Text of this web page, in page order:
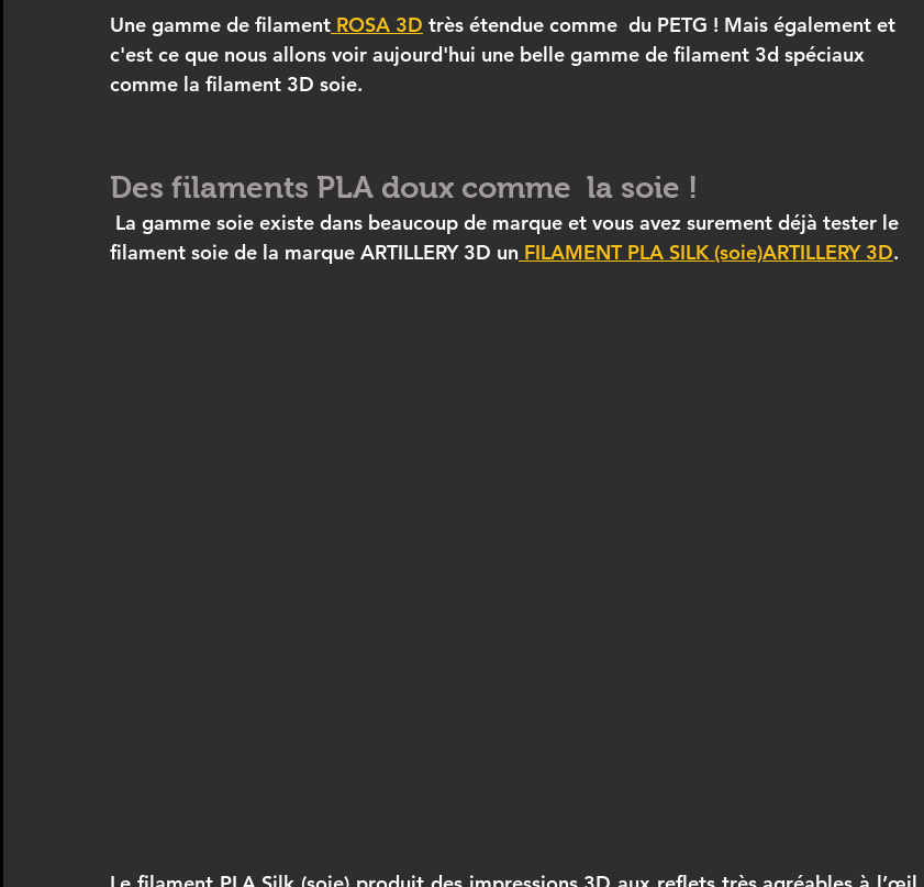
Une gamme de filament ROSA 3D très étendue comme  du PETG ! Mais également et
c'est ce que nous allons voir aujourd'hui une belle gamme de filament 3d spéciaux
comme la filament 3D soie.
Des filaments PLA doux comme  la soie !
filament soie de la marque ARTILLERY 3D un FILAMENT PLA SILK (soie)ARTILLERY 3D.